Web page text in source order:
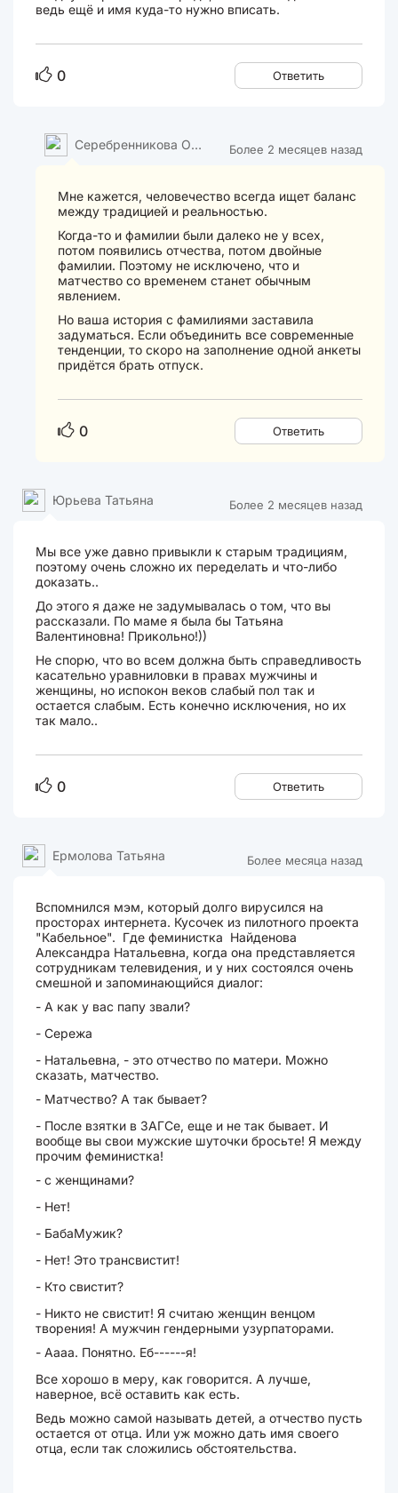
ведь ещё и имя куда-то нужно вписать.
0 Ответить
Более 2 месяцев назад
Серебренникова Оль
Мне кажется, человечество всегда ищет баланс
между традицией и реальностью.
Когда-то и фамилии были далеко не у всех,
потом появились отчества, потом двойные
фамилии. Поэтому не исключено, что и
матчество со временем станет обычным
явлением.
Но ваша история с фамилиями заставила
задуматься. Если объединить все современные
тенденции, то скоро на заполнение одной анкеты
придётся брать отпуск.
0 Ответить
Более 2 месяцев назад
Юрьева Татьяна
Мы все уже давно привыкли к старым традициям,
поэтому очень сложно их переделать и что-либо
доказать..
До этого я даже не задумывалась о том, что вы
рассказали. По маме я была бы Татьяна
Валентиновна! Прикольно!))
Не спорю, что во всем должна быть справедливость
касательно уравниловки в правах мужчины и
женщины, но испокон веков слабый пол так и
остается слабым. Есть конечно исключения, но их
так мало..
0 Ответить
Более месяца назад
Ермолова Татьяна
Вспомнился мэм, который долго вирусился на
просторах интернета. Кусочек из пилотного проекта
"Кабельное". Где феминистка Найденова
Александра Натальевна, когда она представляется
сотрудникам телевидения, и у них состоялся очень
смешной и запоминающийся диалог:
- А как у вас папу звали?
- Сережа
- Натальевна, - это отчество по матери. Можно
сказать, матчество.
- Матчество? А так бывает?
- После взятки в ЗАГСе, еще и не так бывает. И
вообще вы свои мужские шуточки бросьте! Я между
прочим феминистка!
- с женщинами?
- Нет!
- БабаМужик?
- Нет! Это трансвистит!
- Кто свистит?
- Никто не свистит! Я считаю женщин венцом
творения! А мужчин гендерными узурпаторами.
- Аааа. Понятно. Еб------я!
Все хорошо в меру, как говорится. А лучше,
наверное, всё оставить как есть.
Ведь можно самой называть детей, а отчество пусть
остается от отца. Или уж можно дать имя своего
отца, если так сложились обстоятельства.